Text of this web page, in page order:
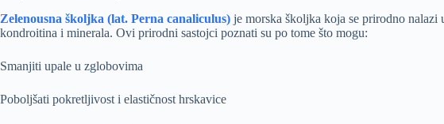
Zelenousna školjka (lat. Perna canaliculus) je morska školjka koja se prirodno
kondroitina i minerala. Ovi prirodni sastojci poznati su po tome što mogu:
Smanjiti upale u zglobovima
Poboljšati pokretljivost i elastičnost hrskavice